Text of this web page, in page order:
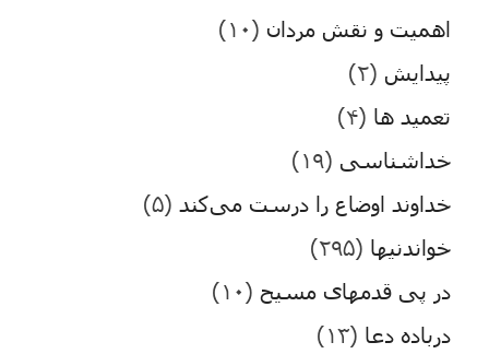
اهمیت و نقش مردان (۱۰)
پیدایش (۲)
تعمید ها (۴)
خداشناسی (۱۹)
خداوند اوضاع را درست می‌کند (۵)
خواندنیها (۲۹۵)
در پی قدمهای مسیح (۱۰)
درباده دعا (۱۳)